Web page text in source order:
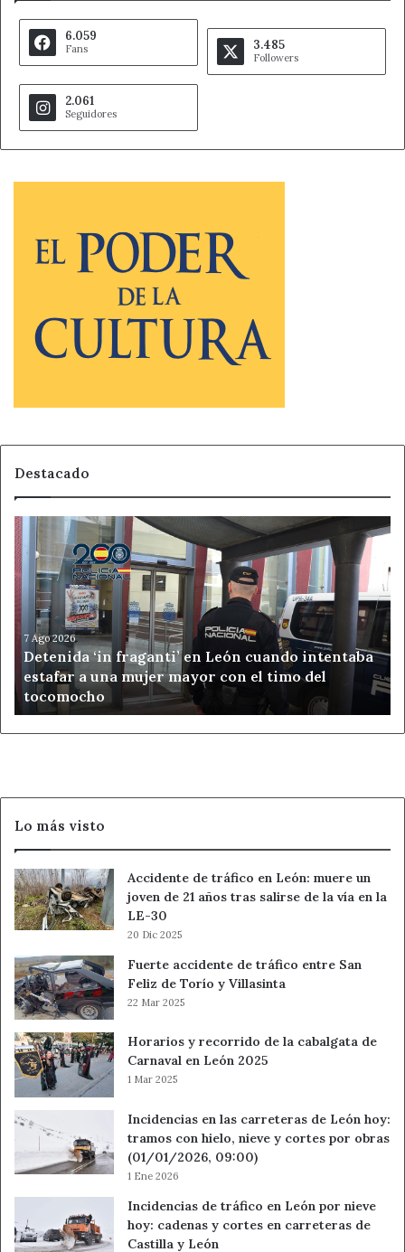
6.059
Fans 3.485
Followers
2.061
Seguidores
Destacado
Detenida
‘in
fraganti’
en
León
cuando
intentaba
estafar
una
mujer
mayor
tocomocho
7 Ago 2026
Detenida ‘in fraganti’ en León cuando intentaba
estafar a una mujer mayor con el timo del
tocomocho
Lo más visto
Accidente de tráfico en León: muere un
joven de 21 años tras salirse de la vía en la
LE-30
20 Dic 2025
Fuerte accidente de tráfico entre San
Feliz de Torío y Villasinta
22 Mar 2025
Horarios y recorrido de la cabalgata de
Carnaval en León 2025
1 Mar 2025
Incidencias en las carreteras de León hoy:
tramos con hielo, nieve y cortes por obras
(01/01/2026, 09:00)
1 Ene 2026
Incidencias de tráfico en León por nieve
hoy: cadenas y cortes en carreteras de
Castilla y León